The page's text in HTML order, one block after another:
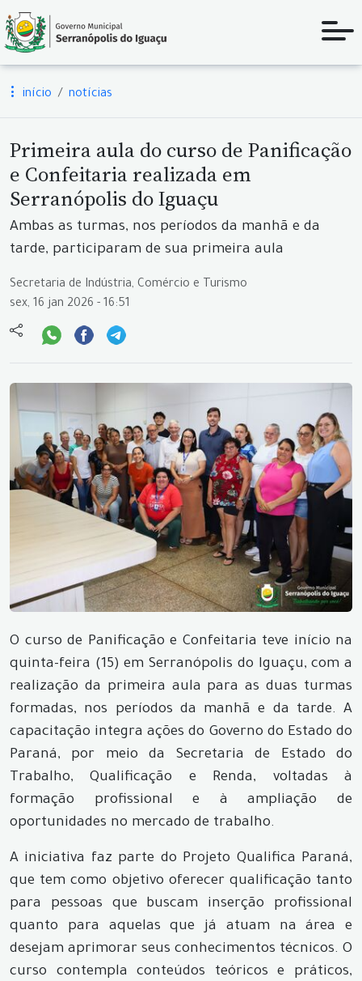
início notícias
Primeira aula do curso de Panificação
e Confeitaria realizada em
Serranópolis do Iguaçu
Ambas as turmas, nos períodos da manhã e da
tarde, participaram de sua primeira aula
Secretaria de Indústria, Comércio e Turismo
sex, 16 jan 2026 - 16:51
O curso de Panificação e Confeitaria teve início na
quinta-feira (15) em Serranópolis do Iguaçu, com a
realização da primeira aula para as duas turmas
formadas, nos períodos da manhã e da tarde. A
capacitação integra ações do Governo do Estado do
Paraná, por meio da Secretaria de Estado do
Trabalho, Qualificação e Renda, voltadas à
formação profissional e à ampliação de
oportunidades no mercado de trabalho.
A iniciativa faz parte do Projeto Qualifica Paraná,
que tem como objetivo oferecer qualificação tanto
para pessoas que buscam inserção profissional
quanto para aquelas que já atuam na área e
desejam aprimorar seus conhecimentos técnicos. O
curso contempla conteúdos teóricos e práticos,